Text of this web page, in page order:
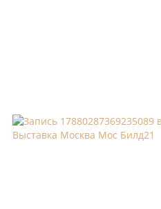
Выставка Москва Мос Билд21